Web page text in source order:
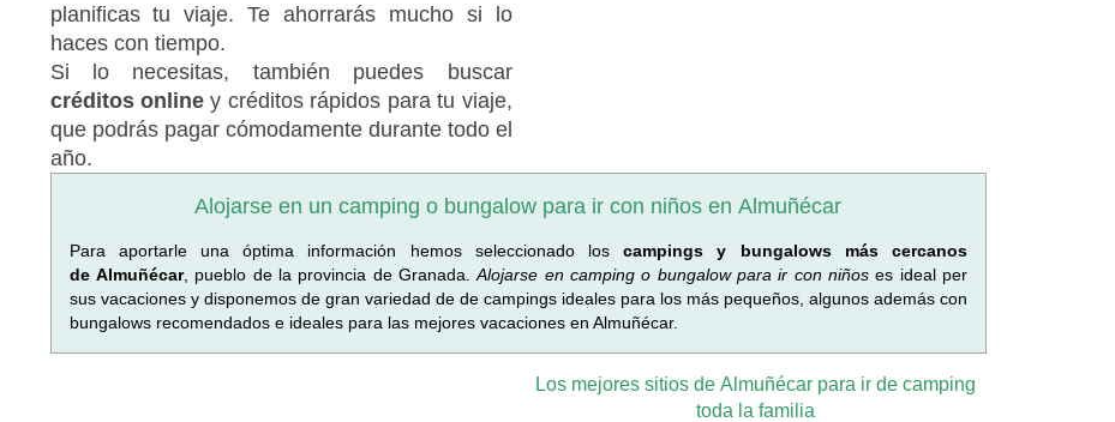
planificas tu viaje. Te ahorrarás mucho si lo
haces con tiempo.
Si lo necesitas, también puedes buscar
créditos onliney créditos rápidos para tu viaje,
que podrás pagar cómodamente durante todo el
año.
Alojarse en un camping o bungalow para ir con niños en Almuñécar
Para aportarle una óptima información hemos seleccionado loscampings y bungalows más cercanos
de Almuñécar, pueblo de la provincia de Granada.Alojarse en camping o bungalow para ir con niños es ideal per
sus vacaciones y disponemos de gran variedad de de campings ideales para los más pequeños, algunos además con
bungalows recomendados e ideales para las mejores vacaciones en Almuñécar.
Los mejores sitios de Almuñécar para ir de camping
toda la familia